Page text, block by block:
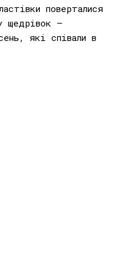
поверталися
щедрівок —
які співали в